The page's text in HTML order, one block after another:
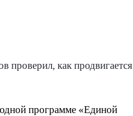
проверил, как продвигается
программе «Единой